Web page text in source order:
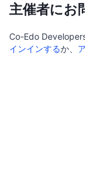
主催者にお
Co-Edo
インインするか、